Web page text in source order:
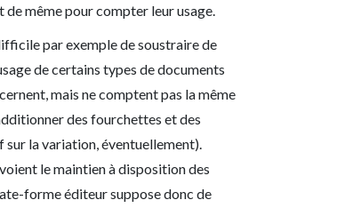
même pour compter leur usage.
par exemple de soustraire de
de certains types de documents
mais ne comptent pas la même
des fourchettes et des
sur la variation, éventuellement).
le maintien à disposition des
forme éditeur suppose donc de